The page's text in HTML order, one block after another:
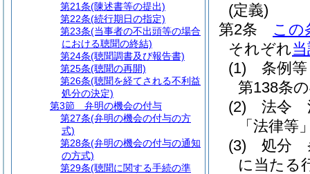
(定義)
第2条
この
それぞれ
(1)
条例
第138条
(2)
法令
「法律等
(3)
処分
に当たる
第21条(陳述書等の提出)
第22条(続行期日の指定)
第23条(当事者の不出頭等の場合
における聴聞の終結)
第24条(聴聞調書及び報告書)
第25条(聴聞の再開)
第26条(聴聞を経てされる不利益
処分の決定)
第3節
弁明の機会の付与
第27条(弁明の機会の付与の方
式)
第28条(弁明の機会の付与の通知
の方式)
第29条(聴聞に関する手続の準